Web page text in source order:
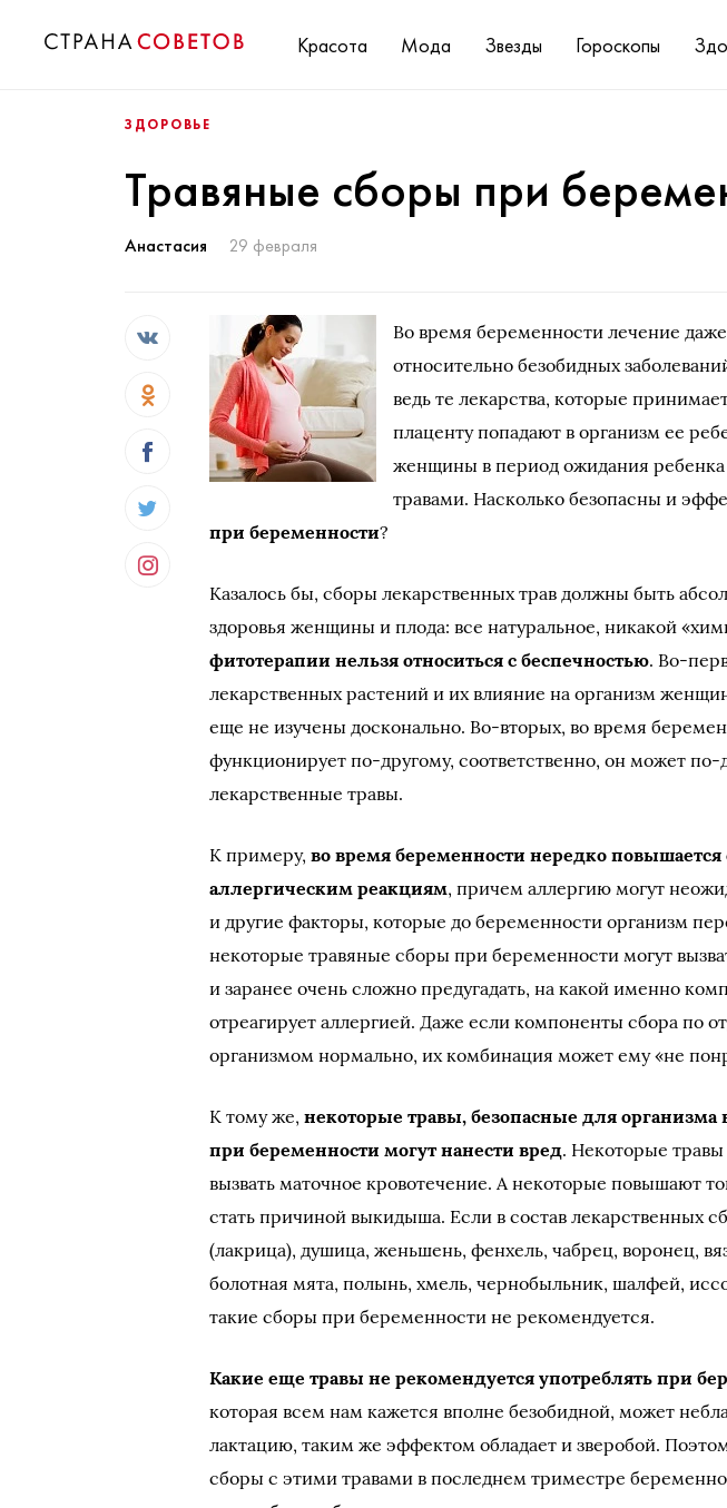
Красота Мода Звезды Гороскопы
ЗДОРОВЬЕ
Травяные сборы при
Анастасия 29 февраля
Во время беременности лечение
относительно безобидных
ведь те лекарства, которые
плаценту попадают в организм ее
женщины в период ожидания ребенка
травами. Насколько безопасны и
при беременности?
Казалось бы, сборы лекарственных трав должны быть
здоровья женщины и плода: все натуральное, никакой
фитотерапии нельзя относиться с беспечностью. Во-
лекарственных растений и их влияние на организм
еще не изучены досконально. Во-вторых, во время
функционирует по-другому, соответственно, он может по-
лекарственные травы.
К примеру,во время беременности нередко повышается
аллергическим реакциям, причем аллергию могут
и другие факторы, которые до беременности организм
некоторые травяные сборы при беременности могут
и заранее очень сложно предугадать, на какой именно
отреагирует аллергией. Даже если компоненты сбора по
организмом нормально, их комбинация может ему «не
К тому же,некоторые травы, безопасные для организма
при беременности могут нанести вред. Некоторые
вызвать маточное кровотечение. А некоторые повышают
стать причиной выкидыша. Если в состав лекарственных
(лакрица), душица, женьшень, фенхель, чабрец, воронец,
болотная мята, полынь, хмель, чернобыльник, шалфей,
такие сборы при беременности не рекомендуется.
Какие еще травы не рекомендуется употреблять при
которая всем нам кажется вполне безобидной, может
лактацию, таким же эффектом обладает и зверобой.
сборы с этими травами в последнем триместре